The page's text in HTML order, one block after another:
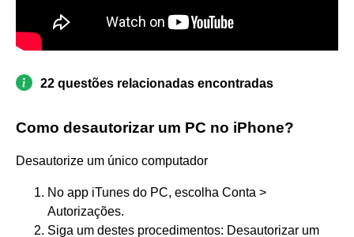
22 questões relacionadas encontradas
Como desautorizar um PC no iPhone?
Desautorize um único computador
No app iTunes do PC, escolha Conta >
Autorizações.
Siga um destes procedimentos: Desautorizar um